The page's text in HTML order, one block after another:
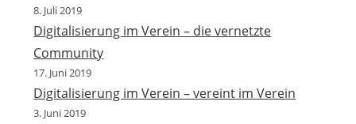
8. Juli 2019
Digitalisierung im Verein – die vernetzte
Community
17. Juni 2019
Digitalisierung im Verein – vereint im Verein
3. Juni 2019